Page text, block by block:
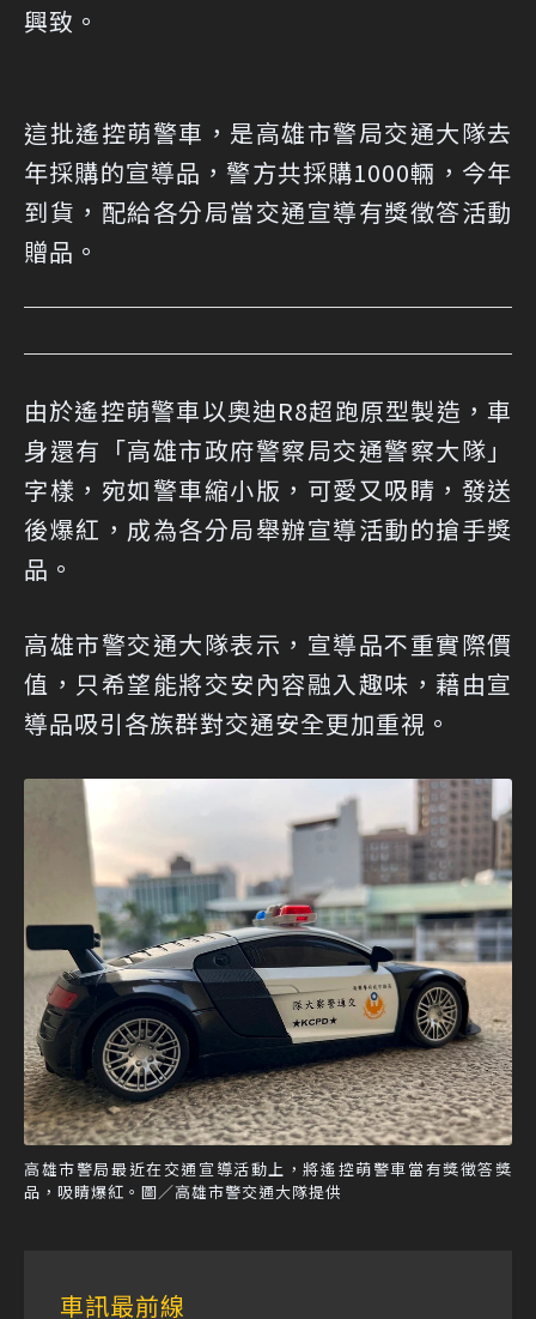
興致。
這批遙控萌警車，是高雄市警局交通大隊去
年採購的宣導品，警方共採購1000輛，今年
到貨，配給各分局當交通宣導有獎徵答活動
贈品。
由於遙控萌警車以奧迪R8超跑原型製造，車
身還有「高雄市政府警察局交通警察大隊」
字樣，宛如警車縮小版，可愛又吸睛，發送
後爆紅，成為各分局舉辦宣導活動的搶手獎
品。
高雄市警交通大隊表示，宣導品不重實際價
值，只希望能將交安內容融入趣味，藉由宣
導品吸引各族群對交通安全更加重視。
高雄市警局最近在交通宣導活動上，將遙控萌警車當有獎徵答獎
品，吸睛爆紅。圖／高雄市警交通大隊提供
車訊最前線